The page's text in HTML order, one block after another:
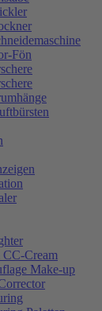
Fön
Cream
Make-up